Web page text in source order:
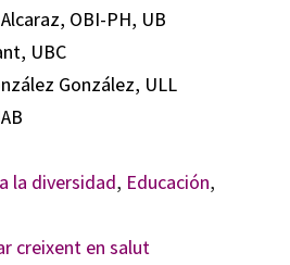
OBI-PH, UB
UBC
González, ULL
la diversidad, Educación,
creixent en salut